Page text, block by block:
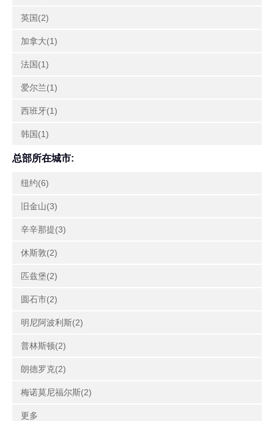
英国(2)
加拿大(1)
法国(1)
爱尔兰(1)
西班牙(1)
韩国(1)
总部所在城市:
纽约(6)
旧金山(3)
辛辛那提(3)
休斯敦(2)
匹兹堡(2)
圆石市(2)
明尼阿波利斯(2)
普林斯顿(2)
朗德罗克(2)
梅诺莫尼福尔斯(2)
更多